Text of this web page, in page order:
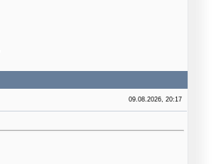
09.08.2026, 20:17